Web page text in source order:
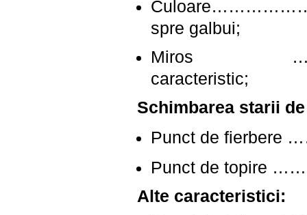
spre galbui;
Miros
caracteristic;
Schimbarea starii
Punct de
Punct de
Alte caracteristici: